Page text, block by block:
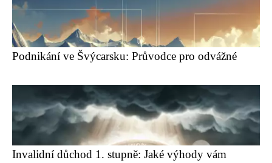
Podnikání ve Švýcarsku: Průvodce pro odvážné
Invalidní důchod 1. stupně: Jaké výhody vám